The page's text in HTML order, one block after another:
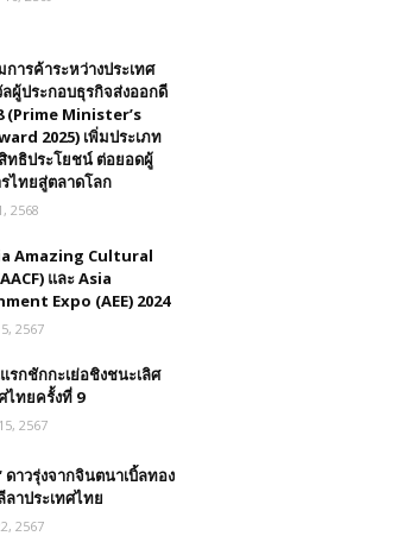
การค้าระหว่างประเทศ
ลผู้ประกอบธุรกิจส่งออกดี
(Prime Minister’s
2025) เพิ่มประเภท
ทธิประโยชน์ ต่อยอดผู้
ไทยสู่ตลาดโลก
2568
Amazing Cultural
และ Asia
Expo (AEE) 2024
2567
รกชักกะเย่อชิงชนะเลิศ
ไทยครั้งที่ 9
2567
าวรุ่งจากจินตนาเบิ้ลทอง
าประเทศไทย
2567